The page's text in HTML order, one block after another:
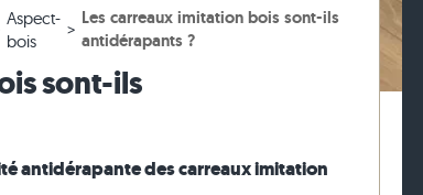
Pavés en pierre calcaire
Murets en travertin
Aspect-
bois
Les carreaux imitation bois sont-ils
antidérapants ?
sont-ils
antidérapante des carreaux imitation